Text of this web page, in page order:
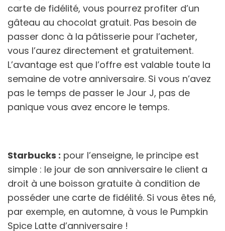
carte de fidélité, vous pourrez profiter d’un
gâteau au chocolat gratuit. Pas besoin de
passer donc à la pâtisserie pour l’acheter,
vous l’aurez directement et gratuitement.
L’avantage est que l’offre est valable toute la
semaine de votre anniversaire. Si vous n’avez
pas le temps de passer le Jour J, pas de
panique vous avez encore le temps.
Starbucks : pour l’enseigne, le principe est
simple : le jour de son anniversaire le client a
droit à une boisson gratuite à condition de
posséder une carte de fidélité. Si vous êtes né,
par exemple, en automne, à vous le Pumpkin
Spice Latte d’anniversaire !